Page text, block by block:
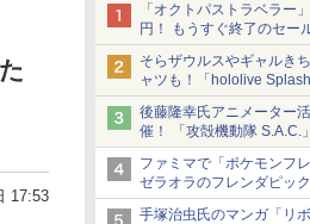
「オクトパストラベラー
円！ もうすぐ終了のセー
更新】
ニンテンドーeショップで
67%オフで990円
そらザウルスやギャルき
ャツも！「hololive
ラインナップ公開＆オン
後藤隆幸氏アニメーター
催！ 「攻殻機動隊 S.A.C.
監督修正が展示
ファミマで「ポケモンフ
ゼラオラのフレンダピッ
ーン開催！
手塚治虫氏のマンガ「リ
17:53